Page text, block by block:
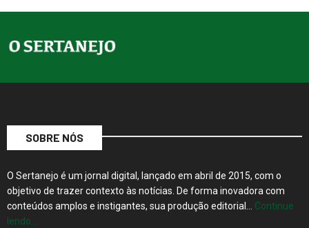
SOBRE NÓS
O Sertanejo é um jornal digital, lançado em abril de 2015, com o
objetivo de trazer contexto às notícias. De forma inovadora com
conteúdos amplos e instigantes, sua produção editorial… Continue
lendo…